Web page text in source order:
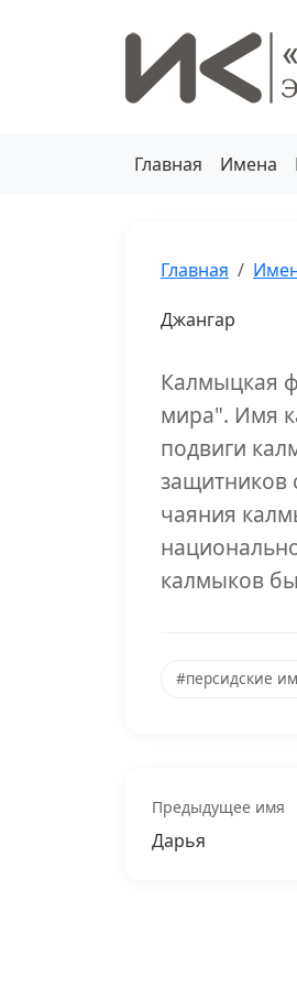
Главная Имена
Главная
Джангар
Калмыцкая
мира". Имя
подвиги
защитников
чаяния
калмыков
#персидские
Предыдущее имя
Дарья